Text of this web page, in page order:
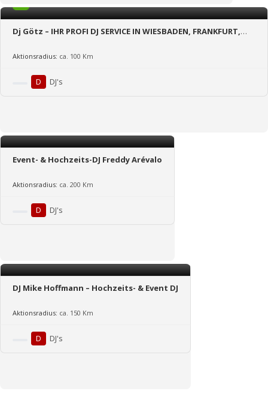
Dj Götz – IHR PROFI DJ SERVICE IN WIESBADEN, FRANKFURT,
Aktionsradius: ca. 100 Km
D DJ's
Event- & Hochzeits-DJ Freddy Arévalo
Aktionsradius: ca. 200 Km
D DJ's
DJ Mike Hoffmann – Hochzeits- & Event DJ
Aktionsradius: ca. 150 Km
D DJ's